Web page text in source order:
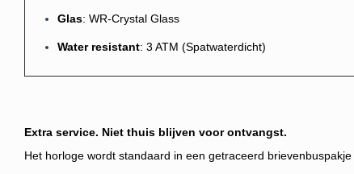
Glas: WR-Crystal Glass
Water resistant: 3 ATM (Spatwaterdicht)
Extra service. Niet thuis blijven voor ontvangst.
Het horloge wordt standaard in een getraceerd